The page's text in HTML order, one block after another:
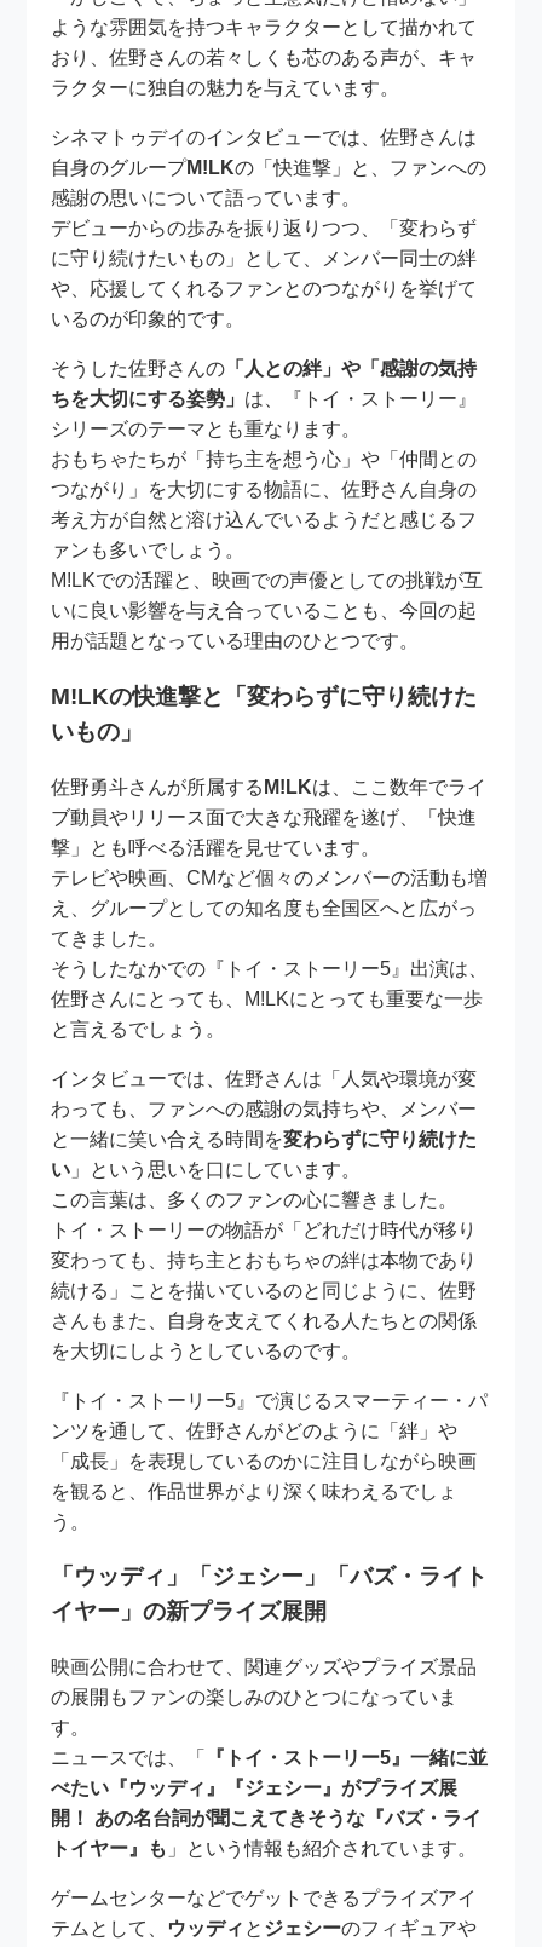
ような雰囲気を持つキャラクターとして描かれて
おり、佐野さんの若々しくも芯のある声が、キャ
ラクターに独自の魅力を与えています。
シネマトゥデイのインタビューでは、佐野さんは
自身のグループM!LKの「快進撃」と、ファンへの
感謝の思いについて語っています。
デビューからの歩みを振り返りつつ、「変わらず
に守り続けたいもの」として、メンバー同士の絆
や、応援してくれるファンとのつながりを挙げて
いるのが印象的です。
そうした佐野さんの 「人との絆」や「感謝の気持
ちを大切にする姿勢」 は、『トイ・ストーリー』
シリーズのテーマとも重なります。
おもちゃたちが「持ち主を想う心」や「仲間との
つながり」を大切にする物語に、佐野さん自身の
考え方が自然と溶け込んでいるようだと感じるフ
ァンも多いでしょう。
M!LKでの活躍と、映画での声優としての挑戦が互
いに良い影響を与え合っていることも、今回の起
用が話題となっている理由のひとつです。
M!LKの快進撃と「変わらずに守り続けた
いもの」
佐野勇斗さんが所属する M!LKは、ここ数年でライ
ブ動員やリリース面で大きな飛躍を遂げ、「快進
撃」とも呼べる活躍を見せています。
テレビや映画、CMなど個々のメンバーの活動も増
え、グループとしての知名度も全国区へと広がっ
てきました。
そうしたなかでの『トイ・ストーリー5』出演は、
佐野さんにとっても、M!LKにとっても重要な一歩
と言えるでしょう。
インタビューでは、佐野さんは「人気や環境が変
わっても、ファンへの感謝の気持ちや、メンバー
と一緒に笑い合える時間を変わらずに守り続けた
い 」という思いを口にしています。
この言葉は、多くのファンの心に響きました。
トイ・ストーリーの物語が「どれだけ時代が移り
変わっても、持ち主とおもちゃの絆は本物であり
続ける」ことを描いているのと同じように、佐野
さんもまた、自身を支えてくれる人たちとの関係
を大切にしようとしているのです。
『トイ・ストーリー5』で演じるスマーティー・パ
ンツを通して、佐野さんがどのように「絆」や
「成長」を表現しているのかに注目しながら映画
を観ると、作品世界がより深く味わえるでしょ
う。
「ウッディ」「ジェシー」「バズ・ライト
イヤー」の新プライズ展開
映画公開に合わせて、関連グッズやプライズ景品
の展開もファンの楽しみのひとつになっていま
す。
ニュースでは、「
『トイ・ストーリー5』一緒に並
べたい『ウッディ』『ジェシー』がプライズ展
開！ あの名台詞が聞こえてきそうな『バズ・ライ
トイヤー』も 」という情報も紹介されています。
ゲームセンターなどでゲットできるプライズアイ
テムとして、 ウッディ と ジェシーのフィギュアや